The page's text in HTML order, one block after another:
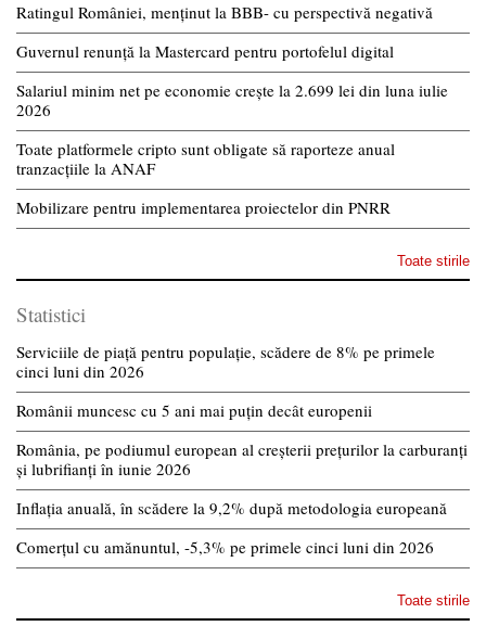
Ratingul României, menținut la BBB- cu perspectivă negativă
Guvernul renunță la Mastercard pentru portofelul digital
Salariul minim net pe economie crește la 2.699 lei din luna iulie
2026
Toate platformele cripto sunt obligate să raporteze anual
tranzacțiile la ANAF
Mobilizare pentru implementarea proiectelor din PNRR
Toate stirile
Statistici
Serviciile de piață pentru populație, scădere de 8% pe primele
cinci luni din 2026
Românii muncesc cu 5 ani mai puțin decât europenii
România, pe podiumul european al creșterii prețurilor la carburanți
și lubrifianți în iunie 2026
Inflația anuală, în scădere la 9,2% după metodologia europeană
Comerțul cu amănuntul, -5,3% pe primele cinci luni din 2026
Toate stirile